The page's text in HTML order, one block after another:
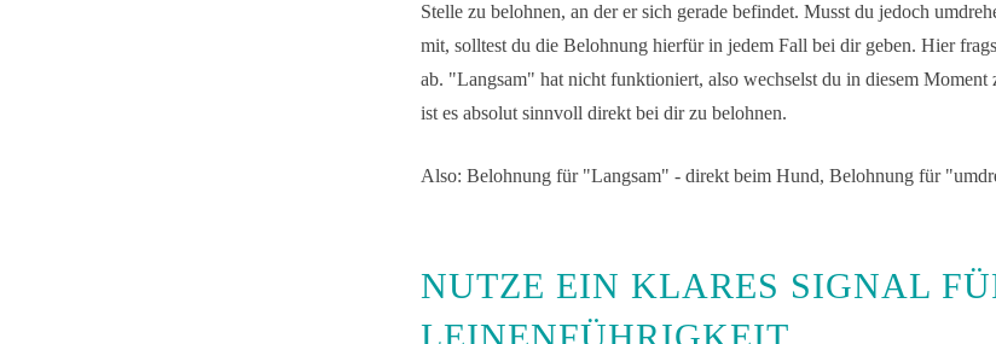
Stelle zu belohnen, an der er sich gerade befindet. Musst du jedoch
mit, solltest du die Belohnung hierfür in jedem Fall bei dir geben. Hier
ab. "Langsam" hat nicht funktioniert, also wechselst du in diesem
ist es absolut sinnvoll direkt bei dir zu belohnen.
Also: Belohnung für "Langsam" - direkt beim Hund, Belohnung für
NUTZE EIN KLARES SIGNAL